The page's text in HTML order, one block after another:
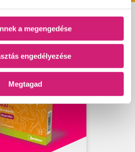
a megengedése
engedélyezése
Megtagad